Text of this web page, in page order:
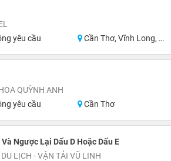
yêu cầu Cần Thơ, Vĩnh Long, Hậu Giang
QUỲNH ANH
yêu cầu Cần Thơ
Ngược Lại Dấu D Hoặc Dấu E
LỊCH - VẬN TẢI VŨ LINH